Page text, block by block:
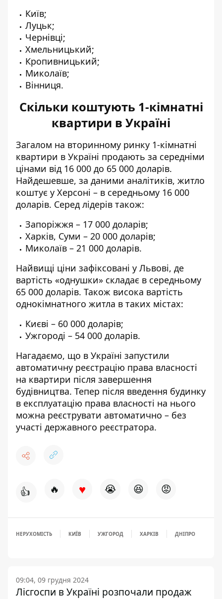
Київ;
Луцьк;
Чернівці;
Хмельницький;
Кропивницький;
Миколаїв;
Вінниця.
Скільки коштують 1-кімнатні
квартири в Україні
Загалом на вторинному ринку 1-кімнатні
квартири в Україні продають за середніми
цінами від 16 000 до 65 000 доларів.
Найдешевше, за даними аналітиків, житло
коштує у Херсоні – в середньому 16 000
доларів. Серед лідерів також:
Запоріжжя – 17 000 доларів;
Харків, Суми – 20 000 доларів;
Миколаїв – 21 000 доларів.
Найвищі ціни зафіксовані у Львові, де
вартість «однушки» складає в середньому
65 000 доларів. Також висока вартість
однокімнатного житла в таких містах:
Києві – 60 000 доларів;
Ужгороді – 54 000 доларів.
Нагадаємо, що в Україні запустили
автоматичну реєстрацію права власності
на квартири після завершення
будівництва. Тепер після введення будинку
в експлуатацію права власності на нього
можна реєструвати автоматично – без
участі державного реєстратора.
👍 🔥 ♥ 😭 😆 😡
НЕРУХОМІСТЬ КИЇВ УЖГОРОД ХАРКІВ ДНІПРО
09:04, 09 грудня 2024
Лісгоспи в Україні розпочали продаж